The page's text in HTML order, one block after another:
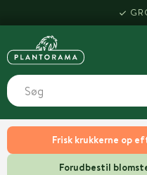
Frisk krukkerne op
Forudbestil